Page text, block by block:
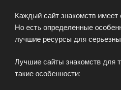
Каждый сайт знакомств
Но есть определенные
лучшие ресурсы для
Лучшие сайты знакомств для
такие особенности: